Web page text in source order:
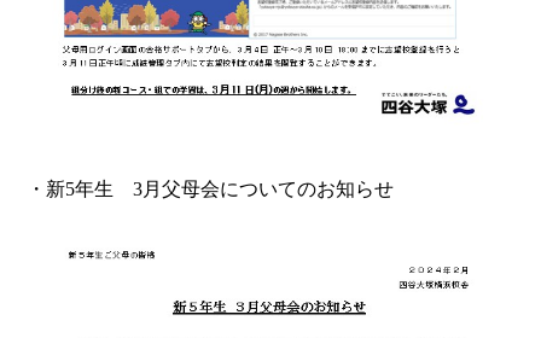
・新5年生 3月父母会についてのお知らせ